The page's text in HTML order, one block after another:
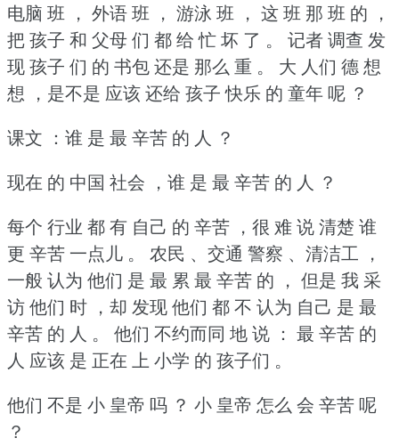
电脑 班 ， 外语 班 ， 游泳 班 ， 这 班 那 班 的 ，
把 孩子 和 父母 们 都 给 忙 坏 了 。
记者 调查 发
现 孩子 们 的 书包 还是 那么 重 。
大 人们 德 想
想 ，是不是 应该 还给 孩子 快乐 的 童年 呢 ？
课文 ：谁 是 最 辛苦 的 人 ？
现在 的 中国 社会 ，谁 是 最 辛苦 的 人 ？
每个 行业 都 有 自己 的 辛苦 ，很 难 说 清楚 谁
更 辛苦 一点儿 。
农民 、交通 警察 、清洁工 ，
一般 认为 他们 是 最 累 最 辛苦 的 ， 但是 我 采
访 他们 时 ，却 发现 他们 都 不 认为 自己 是 最
辛苦 的 人 。
他们 不约而同 地 说 ： 最 辛苦 的
人 应该 是 正在 上 小学 的 孩子们 。
他们 不是 小 皇帝 吗 ？ 小 皇帝 怎么 会 辛苦 呢
？